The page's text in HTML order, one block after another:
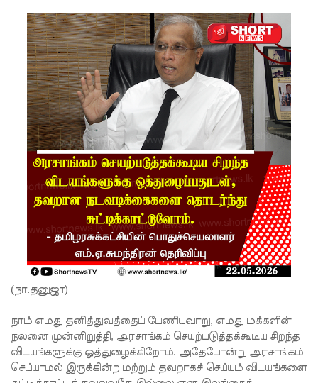
திட்டம் -
அமைச்சர்
நளிந்த
ஜயதிஸ்ஸ!
முழுமை
யான
கட்டுப்பாட்
டுக்குள்
சிறை!
ஹிருணி
காவின்
சிறைத்
தண்ட
(நா.தனுஜா)
நாம் எமது தனித்துவத்தைப் பேணியவாறு, எமது மக்களின்
நலனை முன்னிறுத்தி, அரசாங்கம் செயற்படுத்தக்கூடிய சிறந்த
விடயங்களுக்கு ஒத்துழைக்கிறோம். அதேபோன்று அரசாங்கம்
செய்யாமல் இருக்கின்ற மற்றும் தவறாகச் செய்யும் விடயங்களை